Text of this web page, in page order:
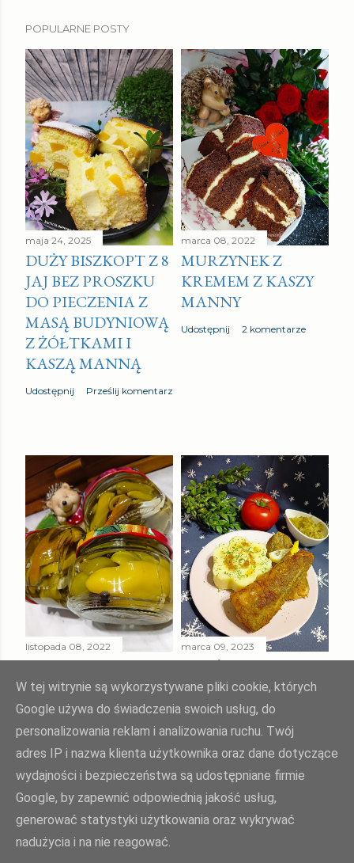
POPULARNE POSTY
maja 24, 2025
DUŻY BISZKOPT Z 8
JAJ BEZ PROSZKU
DO PIECZENIA Z
MASĄ BUDYNIOWĄ
Z ŻÓŁTKAMI I
KASZĄ MANNĄ
Udostępnij Prześlij komentarz
marca 08, 2022
MURZYNEK Z
KREMEM Z KASZY
MANNY
Udostępnij 2 komentarze
listopada 08, 2022
PAPRYKA ZIELONA
W ZALEWIE
SŁODKO - KWAŚNEJ
Udostępnij Prześlij komentarz
marca 09, 2023
SMAŻONY
MORSZCZUK
TUSZKA
Udostępnij Prześlij komentarz
Agnieszka Żuk - Swojskie jedzonko, domowa kuchnia Agi
polityka prywatności| opiekun bloga:
W tej witrynie są wykorzystywane pliki cookie, których
Google używa do świadczenia swoich usług, do
personalizowania reklam i analizowania ruchu. Twój
adres IP i nazwa klienta użytkownika oraz dane dotyczące
wydajności i bezpieczeństwa są udostępniane firmie
Google, by zapewnić odpowiednią jakość usług,
generować statystyki użytkowania oraz wykrywać
nadużycia i na nie reagować.